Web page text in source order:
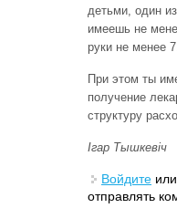
детьми, один
имеешь не
руки не менее 7.
При этом ты
получение
структуру
Ігар Тышкевіч
Войдите или
отправлять